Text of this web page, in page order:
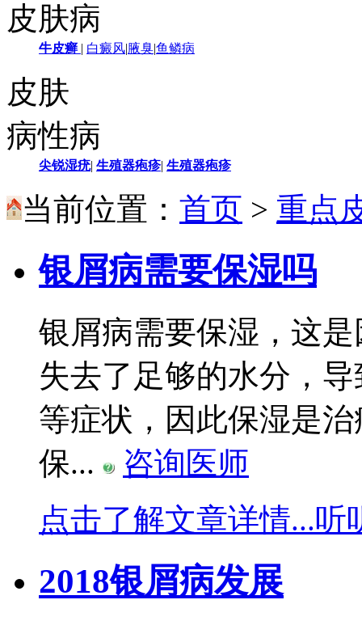
皮肤病
牛皮癣 | 白癜风|腋臭|鱼鳞病
皮肤
病性病
尖锐湿疣| 生殖器疱疹| 生殖器疱疹
当前位置： 首页 > 重点
银屑病需要保湿吗
银屑病需要保湿，这
失去了足够的水分，
等症状，因此保湿是
保...
咨询医师
点击了解文章详情...听
2018银屑病发展